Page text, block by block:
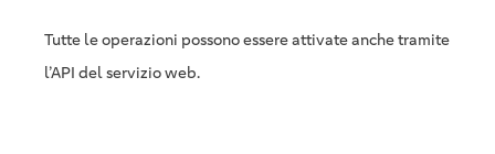
Tutte le operazioni possono essere attivate anche tramite
l’API del servizio web.